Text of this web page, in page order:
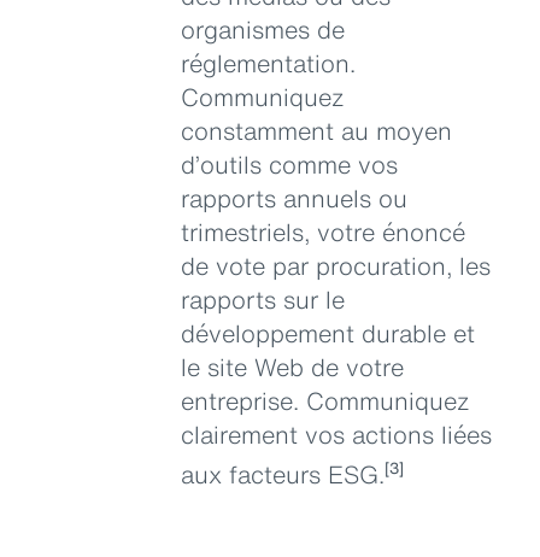
organismes de
réglementation.
Communiquez
constamment au moyen
d’outils comme vos
rapports annuels ou
trimestriels, votre énoncé
de vote par procuration, les
rapports sur le
développement durable et
le site Web de votre
entreprise. Communiquez
clairement vos actions liées
aux facteurs ESG.[3]